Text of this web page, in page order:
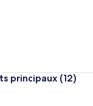
principaux (12)